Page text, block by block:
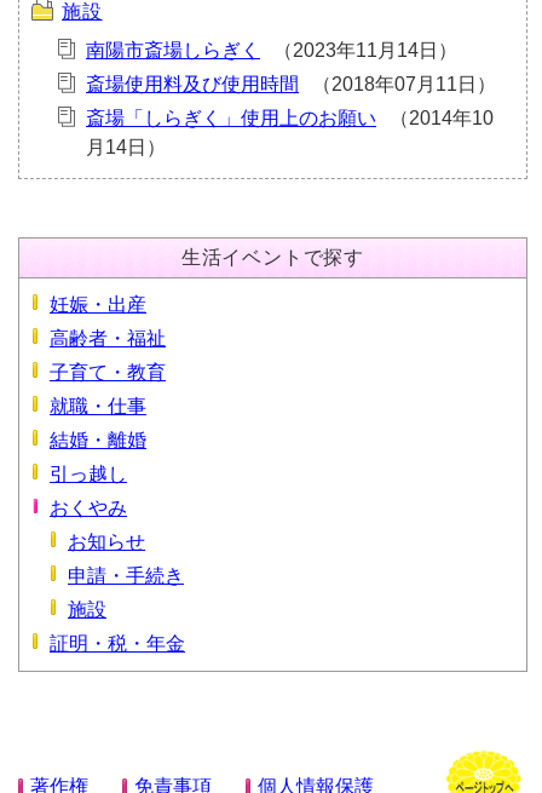
施設
南陽市斎場しらぎく
斎場使用料及び使用時間
斎場「しらぎく」使用上のお願い
生活イベントで探す
妊娠・出産
高齢者・福祉
子育て・教育
就職・仕事
結婚・離婚
引っ越し
おくやみ
お知らせ
申請・手続き
施設
証明・税・年金
著作権 免責事項 個人情報保護